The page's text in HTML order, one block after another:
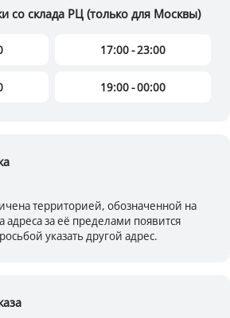
со склада РЦ (только для Москвы)
17:00 - 23:00
19:00 - 00:00
территорией, обозначенной на
адреса за её пределами появится
указать другой адрес.